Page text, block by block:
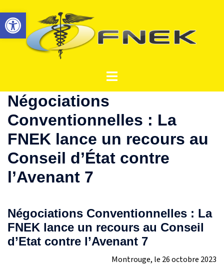
Ouvrir la barre d’outils
au
contenu
Ouvrir/fermer
menu
Négociations
Conventionnelles : La
FNEK lance un recours au
Conseil d’État contre
l’Avenant 7
Négociations Conventionnelles : La
FNEK lance un recours au Conseil
d’Etat contre l’Avenant 7
Montrouge, le 26 octobre 2023